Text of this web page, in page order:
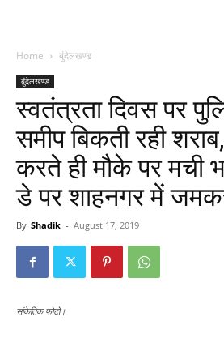
Home बुंदेलखण्ड
बुंदेलखण्ड
स्वतंत्रता दिवस पर
समीप बिकती रही
करते ही मौके पर मची
डे पर शाहनगर में
By Shadik - August 17, 2019
सांकेतिक फोटो।